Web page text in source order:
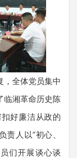
全体党员集中
临湘革命历史陈
好廉洁从政的
责人以“初心、
们开展谈心谈